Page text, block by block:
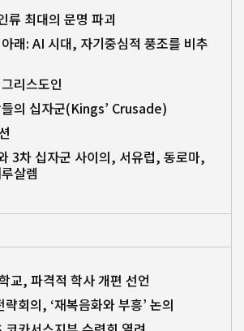
류 최대의 문명 파괴
래: AI 시대, 자기중심적 풍조를 비추
리스도인
의 십자군(Kings’ Crusade)
3차 십자군 사이의, 서유럽, 동로마,
살렘
교, 파격적 학사 개편 선언
회의, ‘재복음화와 부흥’ 논의